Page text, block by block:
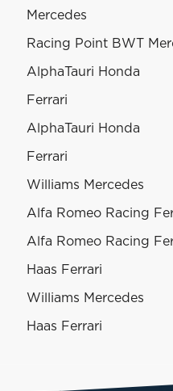
Mercedes
Racing Point BWT
AlphaTauri Honda
Ferrari
AlphaTauri Honda
Ferrari
Williams Mercedes
Alfa Romeo Racing
Alfa Romeo Racing
Haas Ferrari
Williams Mercedes
Haas Ferrari